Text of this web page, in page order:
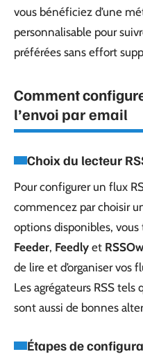
vous bénéficiez d’une
personnalisable pour
préférées sans effort
Comment
l’envoi par email
Choix du lecteur
Pour configurer un flux
commencez par choisir
options disponibles,
Feeder, Feedly et
de lire et d’organiser vos
Les agrégateurs RSS tels
sont aussi de bonnes
Étapes de